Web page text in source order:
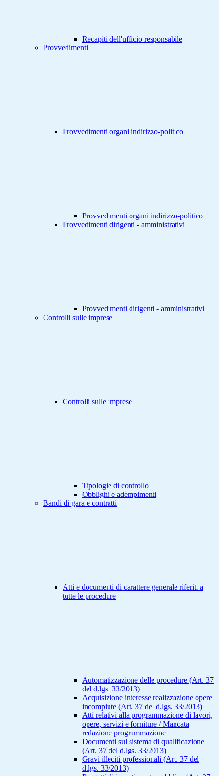
Recapiti dell'ufficio responsabile
Provvedimenti
Provvedimenti organi indirizzo-politico
Provvedimenti organi indirizzo-politico
Provvedimenti dirigenti - amministrativi
Provvedimenti dirigenti - amministrativi
Controlli sulle imprese
Controlli sulle imprese
Tipologie di controllo
Obblighi e adempimenti
Bandi di gara e contratti
Atti e documenti di carattere generale riferiti a
tutte le procedure
Automatizzazione delle procedure (Art. 37
del d.lgs. 33/2013)
Acquisizione interesse realizzazione opere
incompiute (Art. 37 del d.lgs. 33/2013)
Atti relativi alla programmazione di lavori,
opere, servizi e forniture / Mancata
redazione programmazione
Documenti sul sistema di qualificazione
(Art. 37 del d.lgs. 33/2013)
Gravi illeciti professionali (Art. 37 del
d.lgs. 33/2013)